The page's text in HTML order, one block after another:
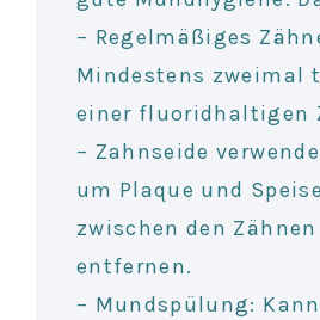
– Regelmäßiges
Mindestens zweimal
einer fluoridhaltigen
– Zahnseide
um Plaque und
zwischen den Zähnen
entfernen.
– Mundspülung: